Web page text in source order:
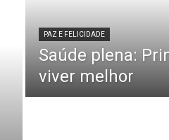
PAZ E FELICIDADE
Saúde plena:
viver melhor